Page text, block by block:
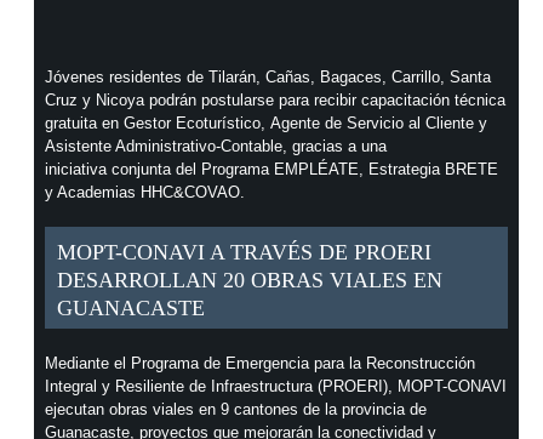
Jóvenes residentes de Tilarán, Cañas, Bagaces, Carrillo, Santa
Cruz y Nicoya podrán postularse para recibir capacitación técnica
gratuita en Gestor Ecoturístico, Agente de Servicio al Cliente y
Asistente Administrativo-Contable, gracias a una
iniciativa conjunta del Programa EMPLÉATE, Estrategia BRETE
y Academias HHC&COVAO.
MOPT-CONAVI A TRAVÉS DE PROERI
DESARROLLAN 20 OBRAS VIALES EN
GUANACASTE
Mediante el Programa de Emergencia para la Reconstrucción
Integral y Resiliente de Infraestructura (PROERI), MOPT-CONAVI
ejecutan obras viales en 9 cantones de la provincia de
Guanacaste, proyectos que mejorarán la conectividad y